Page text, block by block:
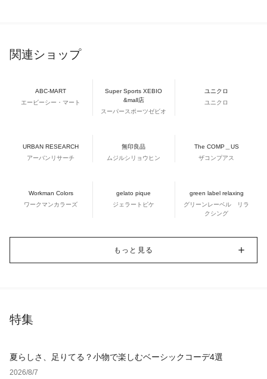
関連ショップ
ABC-MART
エービーシー・マート
Super Sports XEBIO
&mall店
スーパースポーツゼビオ
ユニクロ
ユニクロ
URBAN RESEARCH
アーバンリサーチ
無印良品
ムジルシリョウヒン
The COMP＿US
ザコンプアス
Workman Colors
ワークマンカラーズ
gelato pique
ジェラートピケ
green label relaxing
グリーンレーベル リラ
クシング
もっと見る
特集
夏らしさ、足りてる？小物で楽しむベーシックコーデ4選
2026/8/7